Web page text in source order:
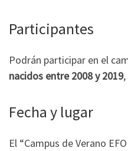
Participantes
Podrán participar en el
nacidos entre 2008 y 2019
Fecha y lugar
El “Campus de Verano